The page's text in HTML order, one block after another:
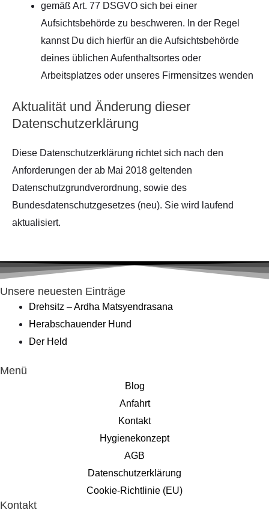
gemäß Art. 77 DSGVO sich bei einer
Aufsichtsbehörde zu beschweren. In der Regel
kannst Du dich hierfür an die Aufsichtsbehörde
deines üblichen Aufenthaltsortes oder
Arbeitsplatzes oder unseres Firmensitzes wenden
Aktualität und Änderung dieser
Datenschutzerklärung
Diese Datenschutzerklärung richtet sich nach den
Anforderungen der ab Mai 2018 geltenden
Datenschutzgrundverordnung, sowie des
Bundesdatenschutzgesetzes (neu). Sie wird laufend
aktualisiert.
Unsere neuesten Einträge
Drehsitz – Ardha Matsyendrasana
Herabschauender Hund
Der Held
Menü
Blog
Anfahrt
Kontakt
Hygienekonzept
AGB
Datenschutzerklärung
Cookie-Richtlinie (EU)
Kontakt